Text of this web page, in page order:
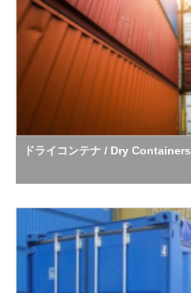
ドライコンテナ / Dry Containers